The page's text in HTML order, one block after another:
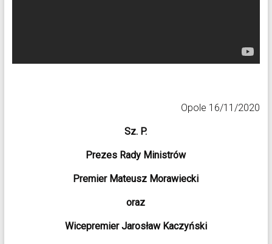
Opole 16/11/2020
Sz. P.
Prezes Rady Ministrów
Premier Mateusz Morawiecki
oraz
Wicepremier Jarosław Kaczyński